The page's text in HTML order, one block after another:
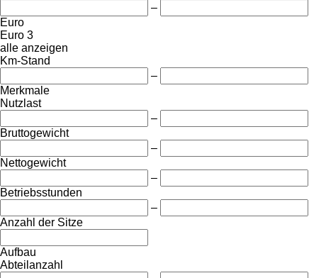
–
Euro
Euro 3
alle anzeigen
Km-Stand
–
Merkmale
Nutzlast
–
Bruttogewicht
–
Nettogewicht
–
Betriebsstunden
–
Anzahl der Sitze
Aufbau
Abteilanzahl